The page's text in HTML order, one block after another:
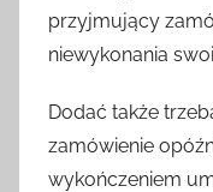
przyjmujący
niewykonania
Dodać także
zamówienie
wykończeniem